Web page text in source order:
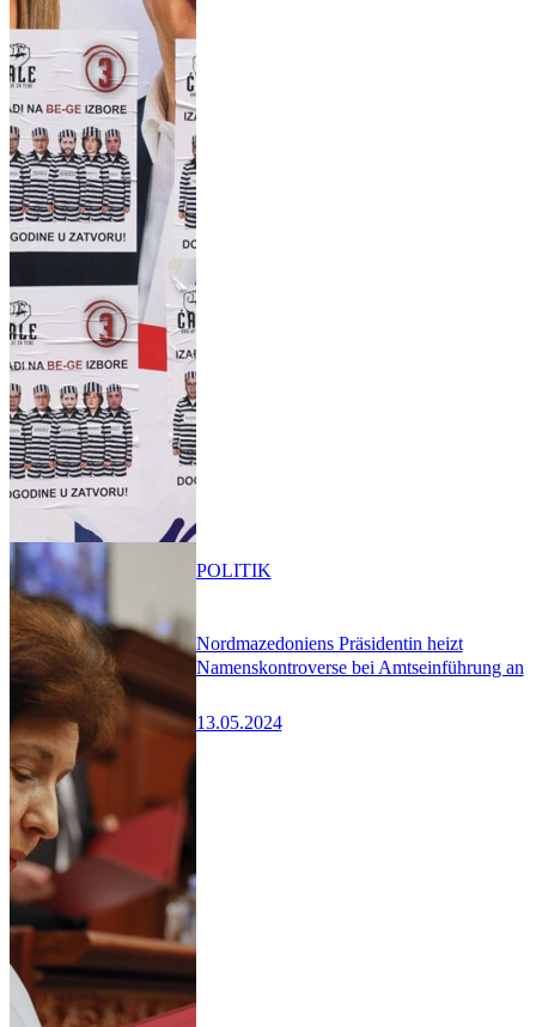
Nordmazedoniens Präsidentin heizt
Namenskontroverse bei Amtseinführung an
13.05.2024
POLITIK